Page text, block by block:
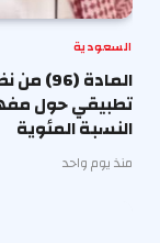
السعودية
المادة
تطبيقي حول
النسبة المئوية
منذ يوم واحد